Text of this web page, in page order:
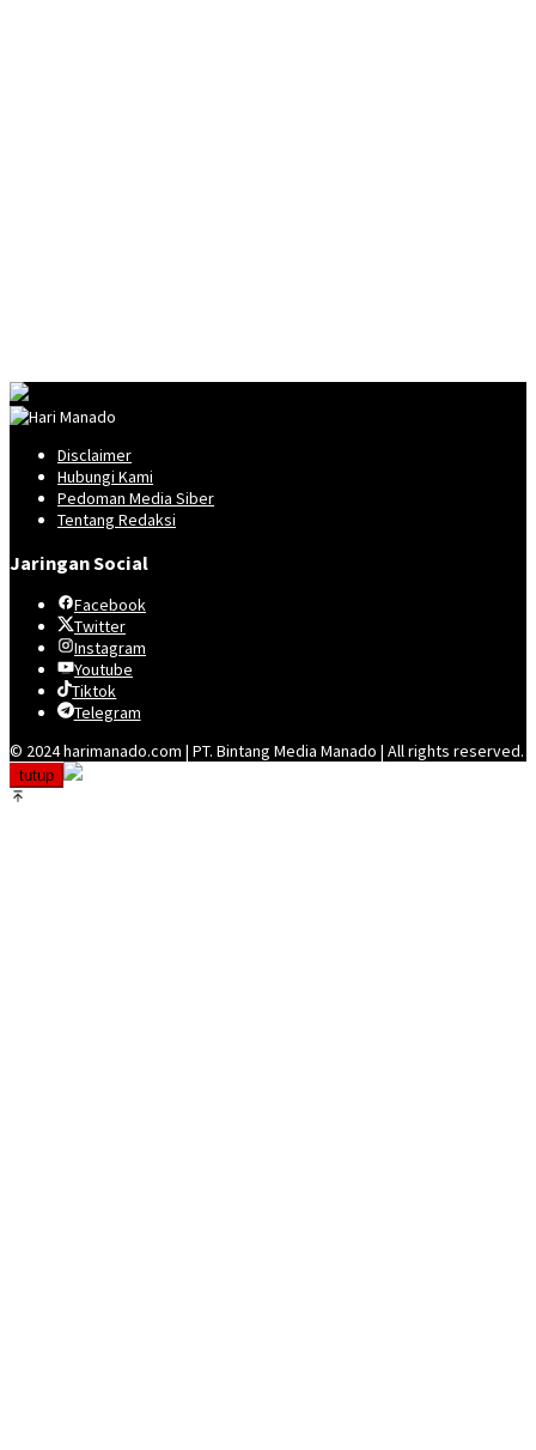
Disclaimer
Hubungi Kami
Pedoman Media Siber
Tentang Redaksi
Jaringan Social
Facebook
Twitter
Instagram
Youtube
Tiktok
Telegram
© 2024 harimanado.com | PT. Bintang Media Manado | All rights reserved.
tutup